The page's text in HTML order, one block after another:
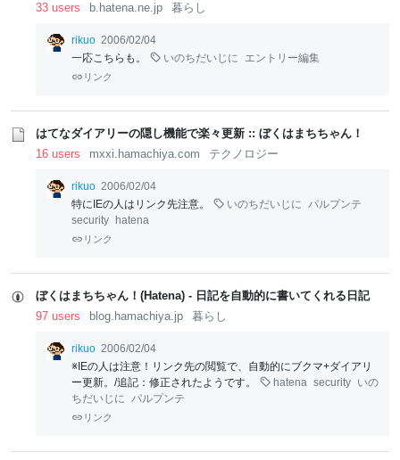
33 users
b.hatena.ne.jp 暮らし
rikuo 2006/02/04
一応こちらも。
いのちだいじに エントリー編集
リンク
はてなダイアリーの隠し機能で楽々更新 :: ぼくはまちちゃん！
16 users
mxxi.hamachiya.com テクノロジー
rikuo 2006/02/04
特にIEの人はリンク先注意。
いのちだいじに パルプンテ
security
hatena
リンク
ぼくはまちちゃん！(Hatena) - 日記を自動的に書いてくれる日記
97 users
blog.hamachiya.jp 暮らし
rikuo 2006/02/04
※IEの人は注意！リンク先の閲覧で、自動的にブクマ+ダイアリ
ー更新。/追記：修正されたようです。
hatena security いの
ちだいじに パルプンテ
リンク